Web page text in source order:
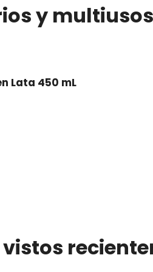
y multiusos
Lata 450 mL